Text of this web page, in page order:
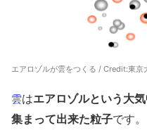
エアロゾルが雲をつくる / Credit:東京
雲はエアロゾルという大
集まって出来た粒子です。